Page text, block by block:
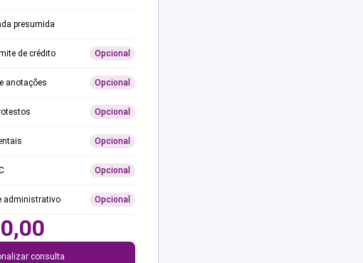
presumida
de crédito Opcional
anotações Opcional
Opcional
Opcional
Opcional
administrativo Opcional
consulta